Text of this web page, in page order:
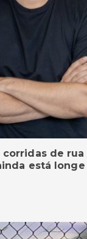
corridas de rua
está